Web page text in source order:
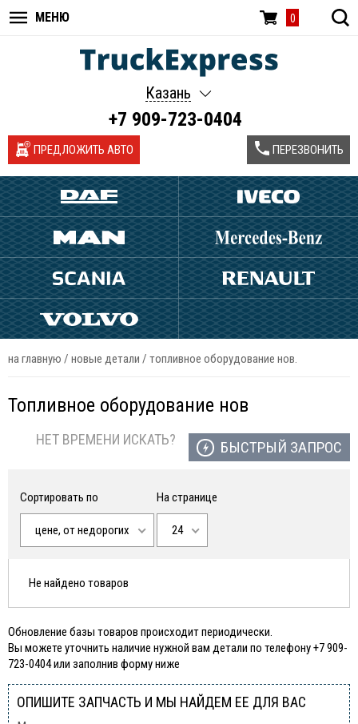
МЕНЮ 0
Казань
+7 909-723-0404
ПРЕДЛОЖИТЬ АВТО
на главную / новые детали / топливное оборудование нов.
Топливное оборудование нов
НЕТ ВРЕМЕНИ ИСКАТЬ? БЫСТРЫЙ ЗАПРОС
Сортировать по
цене, от недорогих
На странице
24
Не найдено товаров
Обновление базы товаров происходит периодически.
Вы можете уточнить наличие нужной вам детали по телефону +7 909-
723-0404 или заполнив форму ниже
ОПИШИТЕ ЗАПЧАСТЬ И МЫ НАЙДЕМ ЕЕ ДЛЯ ВАС